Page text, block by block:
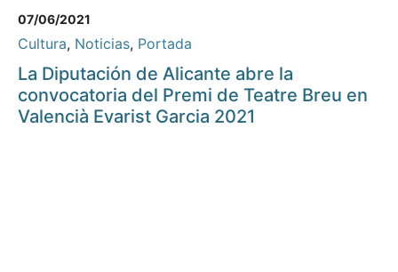
07/06/2021
Cultura, Noticias, Portada
La Diputación de Alicante abre la
convocatoria del Premi de Teatre Breu en
Valencià Evarist Garcia 2021